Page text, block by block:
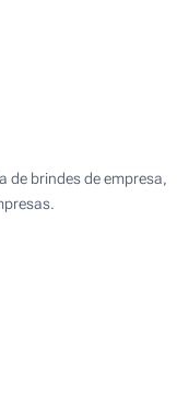
de brindes de empresa,